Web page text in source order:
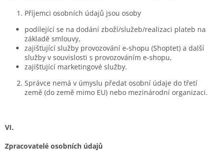
Příjemci osobních údajů jsou osoby
podílející se na dodání zboží/služeb/realizaci plateb na
základě smlouvy,
zajišťující služby provozování e-shopu (Shoptet) a další
služby v souvislosti s provozováním e-shopu,
zajišťující marketingové služby.
Správce nemá v úmyslu předat osobní údaje do třetí
země (do země mimo EU) nebo mezinárodní organizaci.
VI.
Zpracovatelé osobních údajů